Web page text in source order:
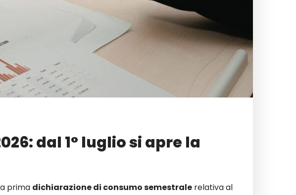
dal 1° luglio si apre la
prima dichiarazione di consumo semestrale relativa al